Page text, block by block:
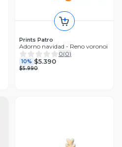
Prints Patro
Adorno navidad - Reno voronoi
0(0)
10% $5.390
$5.990